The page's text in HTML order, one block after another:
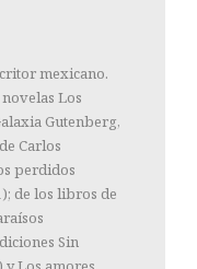
mexicano.
Los
Gutenberg,
Carlos
perdidos
de los libros de
Sin